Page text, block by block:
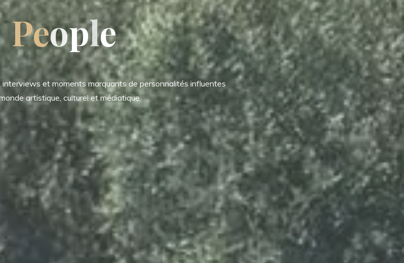
People
et moments marquants de personnalités influentes
artistique, culturel et médiatique